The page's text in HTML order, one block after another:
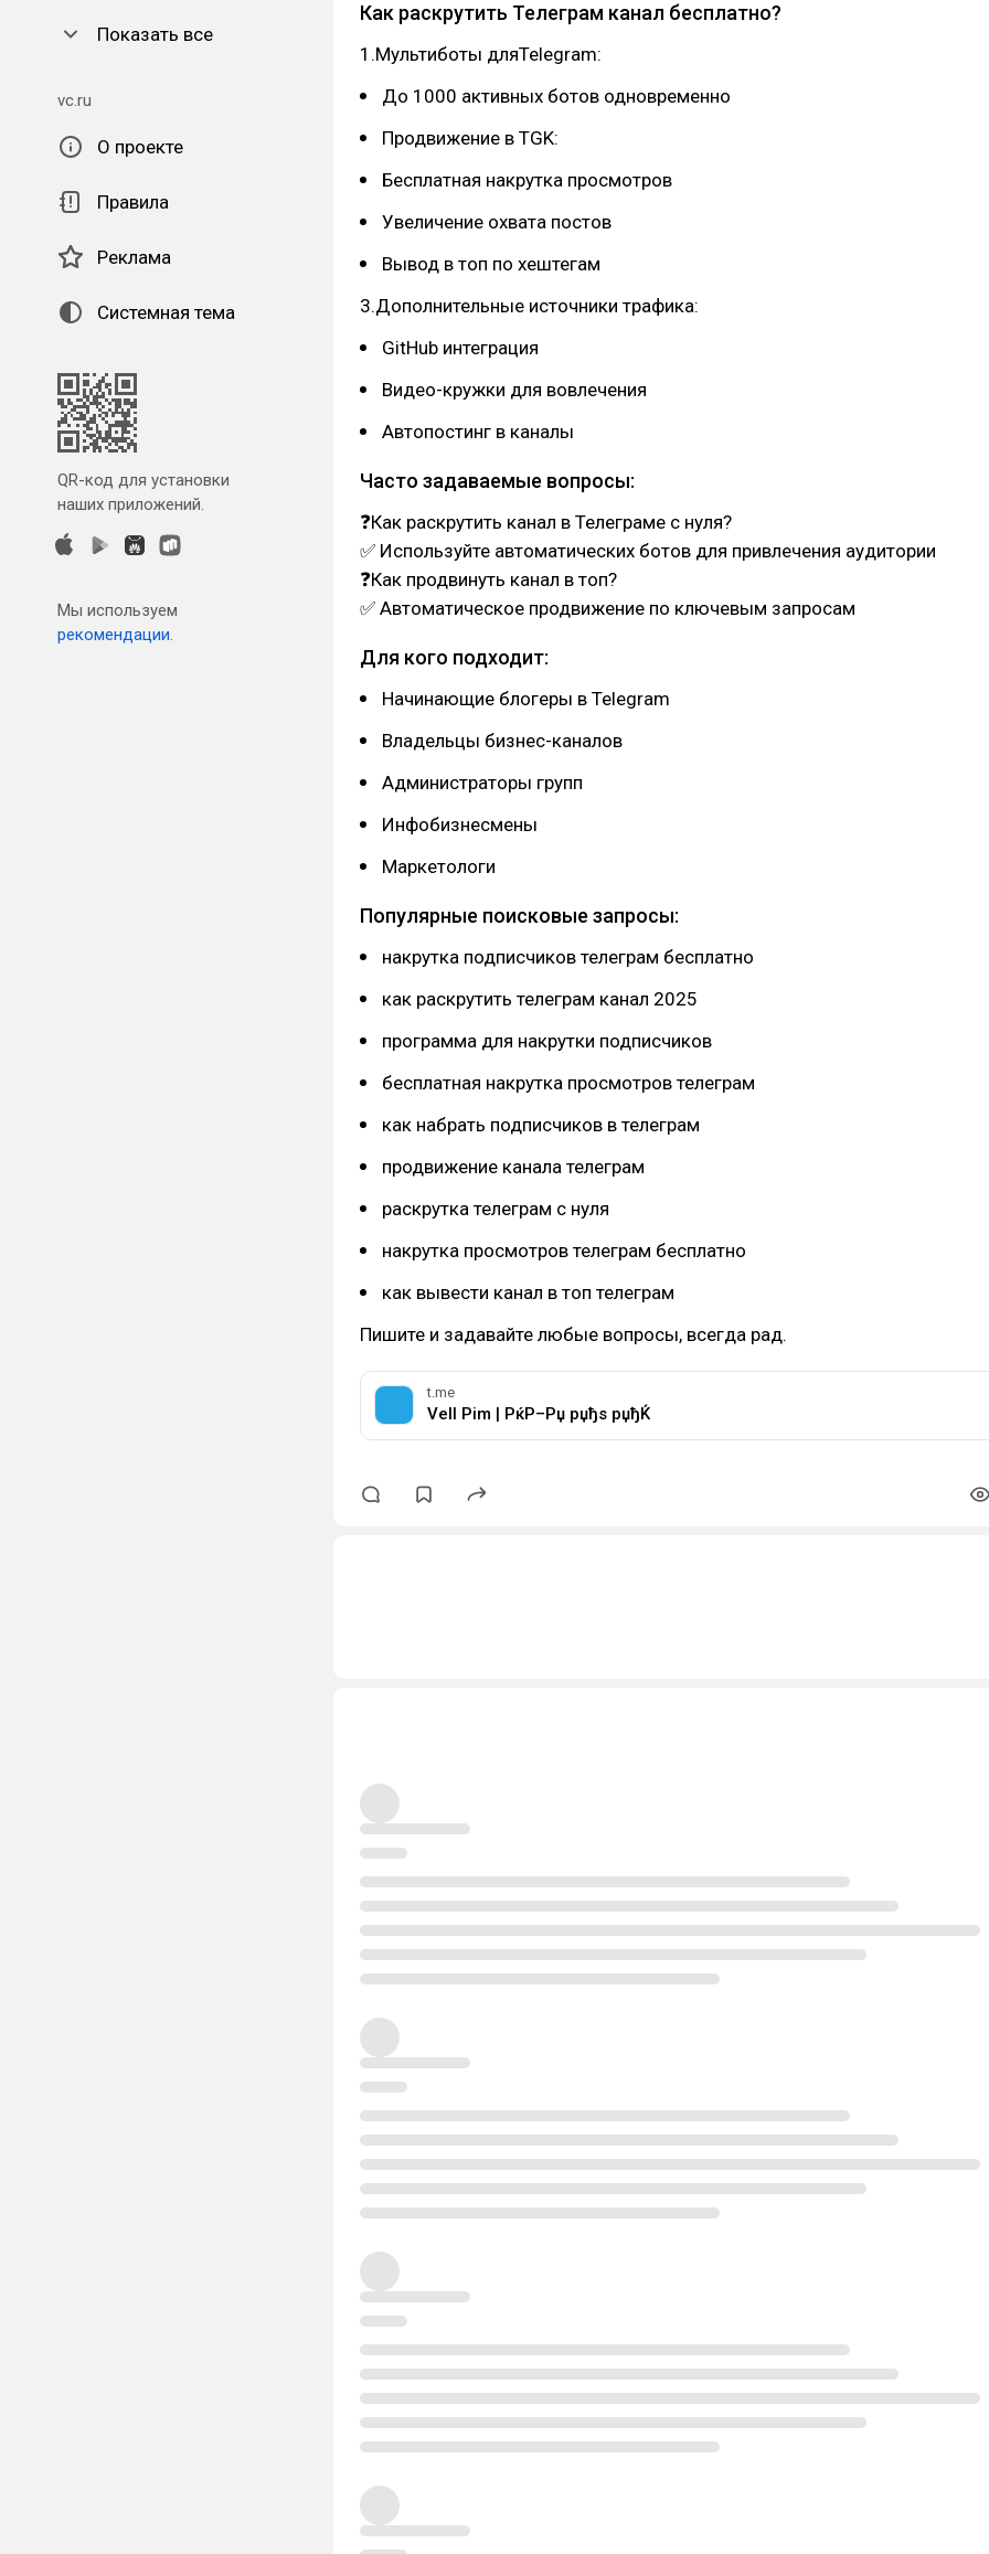
Показать все
vc.ru
О проекте
Правила
Реклама
Системная тема
QR-код для установки
наших приложений.
Мы используем
рекомендации.
Как раскрутить Телеграм канал бесплатно?
1.Мультиботы дляTelegram:
До 1000 активных ботов одновременно
Продвижение в TGK:
Бесплатная накрутка просмотров
Увеличение охвата постов
Вывод в топ по хештегам
3.Дополнительные источники трафика:
GitHub интеграция
Видео-кружки для вовлечения
Автопостинг в каналы
Часто задаваемые вопросы:
❓Как раскрутить канал в Телеграме с нуля?
✅ Используйте автоматических ботов для привлечения аудитории
❓Как продвинуть канал в топ?
✅ Автоматическое продвижение по ключевым запросам
Для кого подходит:
Начинающие блогеры в Telegram
Владельцы бизнес-каналов
Администраторы групп
Инфобизнесмены
Маркетологи
Популярные поисковые запросы:
накрутка подписчиков телеграм бесплатно
как раскрутить телеграм канал 2025
программа для накрутки подписчиков
бесплатная накрутка просмотров телеграм
как набрать подписчиков в телеграм
продвижение канала телеграм
раскрутка телеграм с нуля
накрутка просмотров телеграм бесплатно
как вывести канал в топ телеграм
Пишите и задавайте любые вопросы, всегда рад.
t.me
Vell Pim | РќР–Рџ рџђѕ рџђЌ